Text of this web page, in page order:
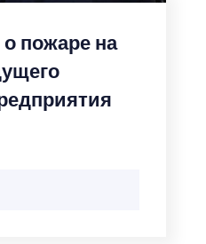
пожаре на